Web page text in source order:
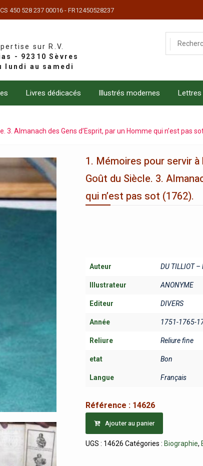
450 528 237 00016 - FR12450528237
sur R.V.
Livres dédicacés Illustrés modernes
Almanach des Gens d’Esprit, par un Homme qui n’est pas
1. Mémoires pour servir
Goût du Siècle. 3.
qui n’est pas sot (1762).
Auteur DU TILLIOT –
Illustrateur ANONYME
Editeur DIVERS
Année 1751-1765-
Reliure Reliure fine
etat Bon
Langue Français
Référence : 14626
Ajouter au panier
UGS : 14626 Catégories : Biographie,